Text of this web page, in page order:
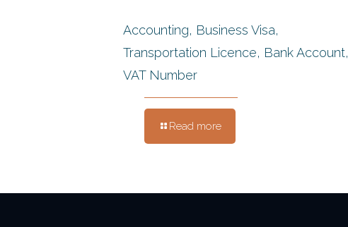
Accounting, Business Visa,
Transportation Licence, Bank Account,
VAT Number
Read more